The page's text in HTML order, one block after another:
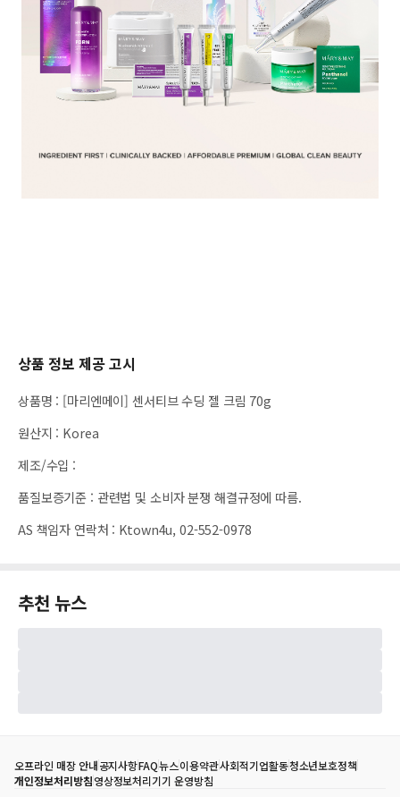
상품 정보 제공 고시
상품명 : [마리엔메이] 센서티브 수딩 젤 크림 70g
원산지 : Korea
제조/수입 :
품질보증기준 : 관련법 및 소비자 분쟁 해결규정에 따름.
AS 책임자 연락처 : Ktown4u, 02-552-0978
추천 뉴스
오프라인 매장 안내공지사항FAQ뉴스이용약관사회적기업활동청소년보호정책
개인정보처리방침영상정보처리기기 운영방침